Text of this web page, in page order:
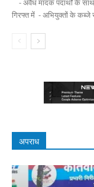
- अवैध मादक पदार्थों के
गिरफ्त में - अभियुक्तों के कब्जे
अपराध